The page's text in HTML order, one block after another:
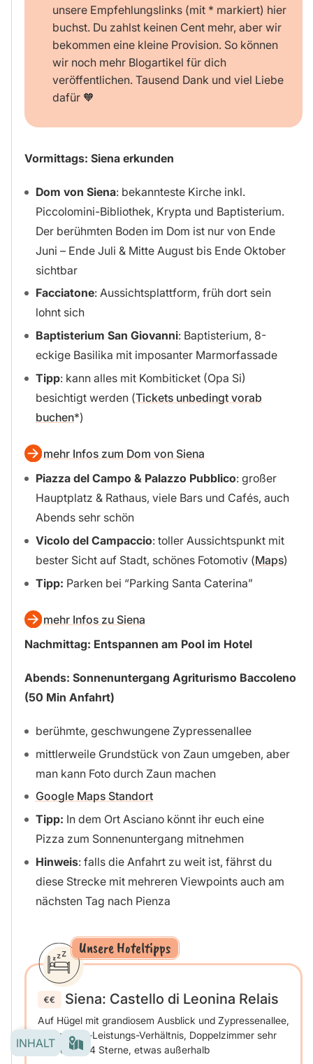
unsere Empfehlungslinks (mit * markiert) hier
buchst. Du zahlst keinen Cent mehr, aber wir
bekommen eine kleine Provision. So können
wir noch mehr Blogartikel für dich
veröffentlichen. Tausend Dank und viel Liebe
dafür 🧡
Vormittags: Siena erkunden
Dom von Siena: bekannteste Kirche inkl.
Piccolomini-Bibliothek, Krypta und Baptisterium.
Der berühmten Boden im Dom ist nur von Ende
Juni – Ende Juli & Mitte August bis Ende Oktober
sichtbar
Facciatone: Aussichtsplattform, früh dort sein
lohnt sich
Baptisterium San Giovanni: Baptisterium, 8-
eckige Basilika mit imposanter Marmorfassade
Tipp: kann alles mit Kombiticket (Opa Si)
besichtigt werden (Tickets unbedingt vorab
buchen )
mehr Infos zum Dom von Siena
Piazza del Campo & Palazzo Pubblico: großer
Hauptplatz & Rathaus, viele Bars und Cafés, auch
Abends sehr schön
Vicolo del Campaccio: toller Aussichtspunkt mit
bester Sicht auf Stadt, schönes Fotomotiv (Maps)
Tipp: Parken bei “Parking Santa Caterina”
mehr Infos zu Siena
Nachmittag: Entspannen am Pool im Hotel
Abends: Sonnenuntergang Agriturismo Baccoleno
(50 Min Anfahrt)
berühmte, geschwungene Zypressenallee
mittlerweile Grundstück von Zaun umgeben, aber
man kann Foto durch Zaun machen
Google Maps Standort
Tipp: In dem Ort Asciano könnt ihr euch eine
Pizza zum Sonnenuntergang mitnehmen
Hinweis: falls die Anfahrt zu weit ist, fährst du
diese Strecke mit mehreren Viewpoints auch am
nächsten Tag nach Pienza
Unsere Hoteltipps
Siena: Castello di Leonina Relais
Auf Hügel mit grandiosem Ausblick und Zypressenallee,
faires Preis-Leistungs-Verhältnis, Doppelzimmer sehr
einfach für 4 Sterne, etwas außerhalb
INHALT